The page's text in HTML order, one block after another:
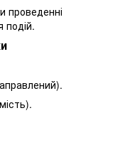
проведенні
подій.